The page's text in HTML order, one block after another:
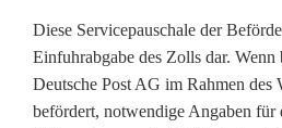
u
r
c
Diese Servicepauschale der
Einfuhrabgabe des Zolls dar. Wenn
Deutsche Post AG im Rahmen des
befördert, notwendige Angaben